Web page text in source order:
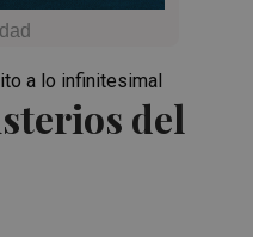
del
a lo infinitesimal